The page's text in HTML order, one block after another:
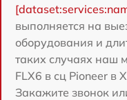
выполняется на
оборудования и
таких случаях наш
FLX6 в сц Pioneer в
Закажите звонок